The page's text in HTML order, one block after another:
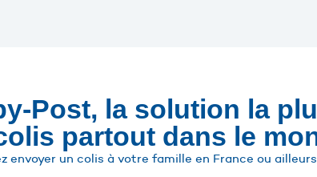
Post, la solution la
partout dans le
envoyer un colis à votre famille en France ou